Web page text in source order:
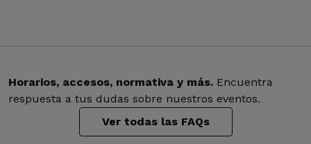
Horarios, accesos, normativa y más. Encuentra
respuesta a tus dudas sobre nuestros eventos.
Ver todas las FAQs